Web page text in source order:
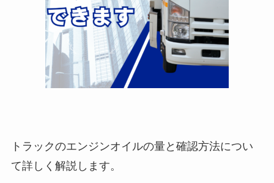
トラックのエンジンオイルの量と確認方法につい
て詳しく解説します。